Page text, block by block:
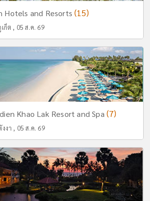
Hotels and Resorts(15)
ก็ต , 05 ส.ค. 69
Khao Lak Resort and Spa (7)
งา , 05 ส.ค. 69